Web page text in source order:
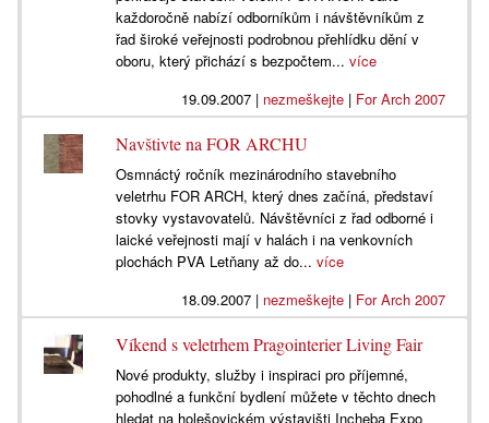
každoročně nabízí odborníkům i návštěvníkům z
řad široké veřejnosti podrobnou přehlídku dění v
oboru, který přichází s bezpočtem...více
19.09.2007| nezmeškejte| For Arch 2007
Navštivte na FOR ARCHU
Osmnáctý ročník mezinárodního stavebního
veletrhu FOR ARCH, který dnes začíná, představí
stovky vystavovatelů. Návštěvníci z řad odborné i
laické veřejnosti mají v halách i na venkovních
plochách PVA Letňany až do...více
18.09.2007| nezmeškejte| For Arch 2007
Víkend s veletrhem Pragointerier Living Fair
Nové produkty, služby i inspiraci pro příjemné,
pohodlné a funkční bydlení můžete v těchto dnech
hledat na holešovickém výstavišti Incheba Expo